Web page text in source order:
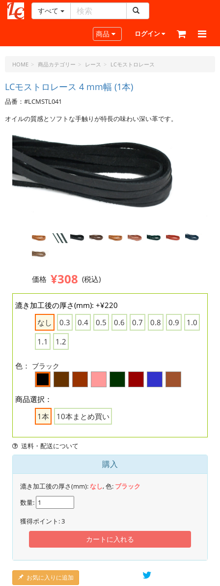
ー
ラ
ト・
ド
ッ
ト・
ェ
ー
ピ
ー
すべて
Toggle navigation
商品 ログイン
HOME 商品カテゴリー レース LCモストロレース
LCモストロレース 4 mm幅 (1本)
品番：#LCMSTL041
オイルの質感とソフトな手触りが特長の味わい深い革です。
価格 ¥308 (税込)
漉き加工後の厚さ(mm): +¥220
なし
0.3 0.4 0.5 0.6 0.7 0.8 0.9
1.0
1.1
1.2
色： ブラック
商品選択：
1本
10本まとめ買い
送料・配送について
購入
漉き加工後の厚さ(mm):なし, 色: ブラック
数量:
獲得ポイント:3
カートに入れる
お気に入りに追加